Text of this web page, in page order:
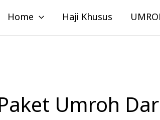
Home Haji Khusus
Umroh